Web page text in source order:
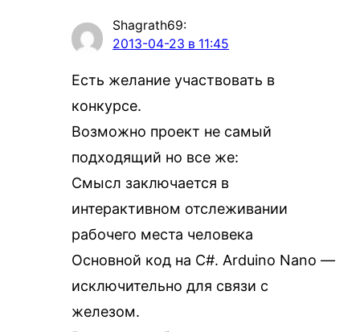
Shagrath69:
2013-04-23 в 11:45
Есть желание участвовать в
конкурсе.
Возможно проект не самый
подходящий но все же:
Смысл заключается в
интерактивном отслеживании
рабочего места человека
Основной код на C#. Arduino Nano —
исключительно для связи с
железом.